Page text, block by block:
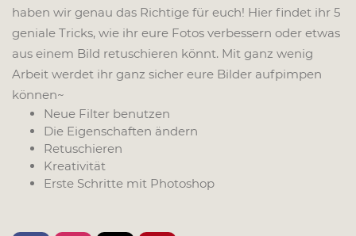
haben wir genau das Richtige für euch! Hier findet ihr 5
geniale Tricks, wie ihr eure Fotos verbessern oder etwas
aus einem Bild retuschieren könnt. Mit ganz wenig
Arbeit werdet ihr ganz sicher eure Bilder aufpimpen
können~
Neue Filter benutzen
Die Eigenschaften ändern
Retuschieren
Kreativität
Erste Schritte mit Photoshop